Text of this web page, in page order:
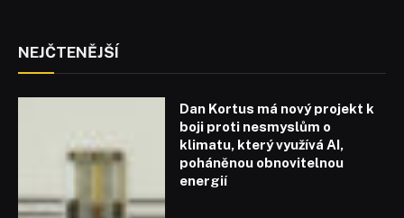
NEJČTENĚJŠÍ
Dan Kortus má nový projekt k
boji proti nesmyslům o
klimatu, který využívá AI,
poháněnou obnovitelnou
energií